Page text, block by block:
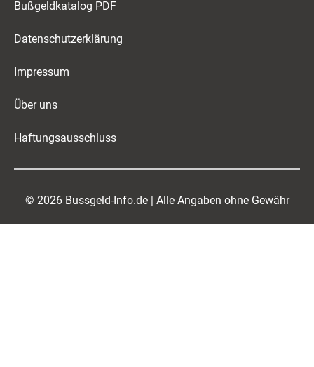
Bußgeldkatalog PDF
Datenschutzerklärung
Impressum
Über uns
Haftungsausschluss
© 2026 Bussgeld-Info.de | Alle Angaben ohne Gewähr